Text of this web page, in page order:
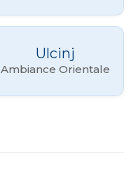
Ulcinj
Ambiance Orientale